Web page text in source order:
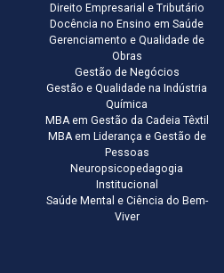
Direito Empresarial e Tributário
Docência no Ensino em Saúde
Gerenciamento e Qualidade de
Obras
Gestão de Negócios
Gestão e Qualidade na Indústria
Química
MBA em Gestão da Cadeia Têxtil
MBA em Liderança e Gestão de
Pessoas
Neuropsicopedagogia
Institucional
Saúde Mental e Ciência do Bem-
Viver